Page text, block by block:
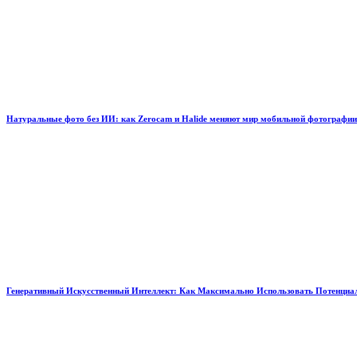
Натуральные фото без ИИ: как Zerocam и Halide меняют мир мобильной фотографии
Генеративный Искусственный Интеллект: Как Максимально Использовать